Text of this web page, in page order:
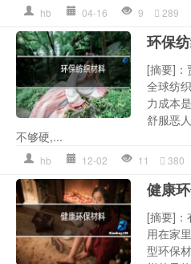
hb 04-16 9 289
环保
[摘要]：
全球纺
力成本
舒服恶
不够硬,...
hb 12-02 11 380
健康
[摘要]：
用在家
型环保